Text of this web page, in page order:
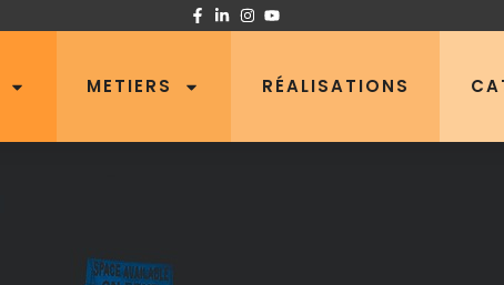
METIERS RÉALISATIONS